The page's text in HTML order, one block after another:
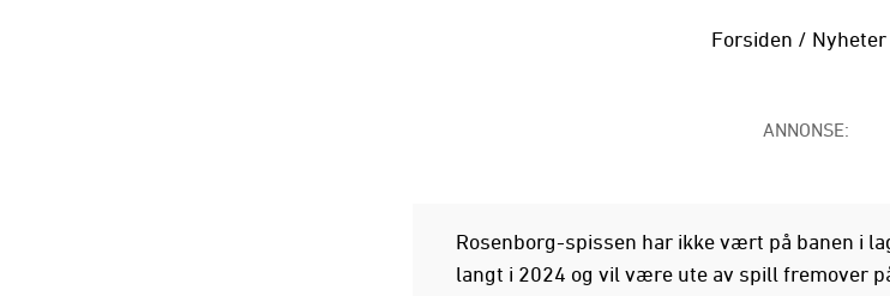
Forsiden / Nyheter
ANNONSE:
Rosenborg-spissen har ikke vært på banen i
langt i 2024 og vil være ute av spill fremover